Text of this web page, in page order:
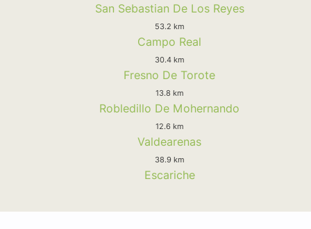
San Sebastian De Los Reyes
53.2 km
Campo Real
30.4 km
Fresno De Torote
13.8 km
Robledillo De Mohernando
12.6 km
Valdearenas
38.9 km
Escariche